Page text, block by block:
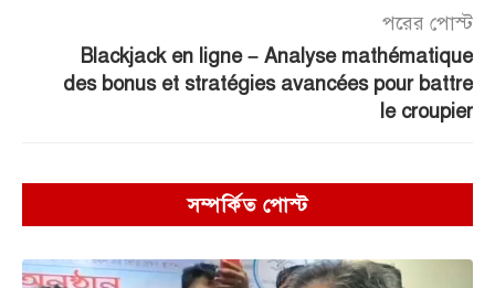
পরের পোস্ট
Blackjack en ligne – Analyse mathématique
des bonus et stratégies avancées pour battre
le croupier
সম্পর্কিত পোস্ট